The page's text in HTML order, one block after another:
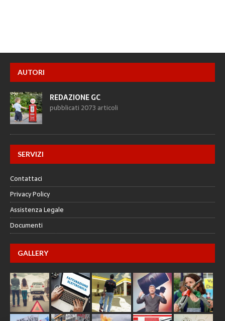
AUTORI
REDAZIONE GC
pubblicati 2073 articoli
SERVIZI
Contattaci
Privacy Policy
Assistenza Legale
Documenti
GALLERY